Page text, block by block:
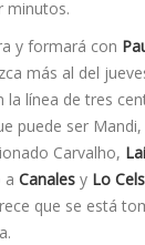
minutos.
y formará con
más al del
la lí­nea de tres
puede ser
Carvalho,
a Canales y Lo
que se está